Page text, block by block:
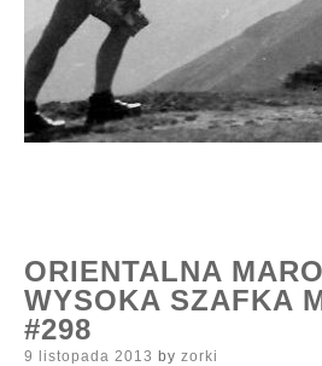
ORIENTALNA
WYSOKA SZAFKA
#298
Posted
9 listopada 2013 by zorki